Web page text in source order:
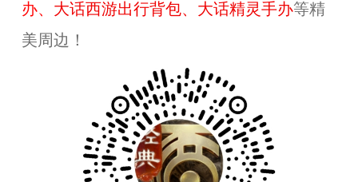
办、 大话西游出行背包、大话精灵手办等精
美周边！